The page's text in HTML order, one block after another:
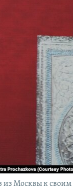
из Москвы к своим